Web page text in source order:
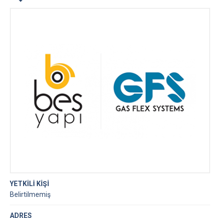
YETKİLİ KİŞİ
Belirtilmemiş
ADRES